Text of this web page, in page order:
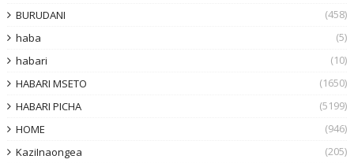
BURUDANI
(458)
haba
(5)
habari
(10)
HABARI MSETO
(1650)
HABARI PICHA
(5199)
HOME
(946)
KaziInaongea
(205)